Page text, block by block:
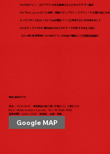
Wixのログイン・ログアウト方法を画像をもとにわかりやすく解説
WixでInstagramをフル活用！簡単ステップでインスタフィードを埋め込む方法
ビジネスサイト向け！Wixで会社概要ページを作成するための完全ガイド
WixエディタでのPDF埋め込み方法とPDFデータの表示方法をご紹介
【2024年5月最新版】Wix有料プランの料金や機能などを徹底比較解説
株式会社ラジャ
本社：〒142-0043 東京都品川区二葉1丁目10-11 二葉ビル1F
Mail： info@creative-raja.com Tel： 03-6426-6166
営業時間：10:00〜19:00 定休日：土日・祝日
Google MAP